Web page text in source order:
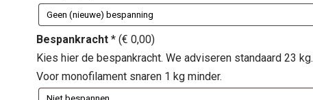
Bespankracht * (€ 0,00)
Kies hier de bespankracht. We adviseren standaard 23 kg.
Voor monofilament snaren 1 kg minder.